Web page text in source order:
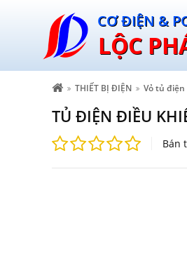
CƠ ĐIỆN &
LỘC
THIẾT BỊ ĐIỆN Vỏ tủ điện
TỦ ĐIỆN ĐIỀU
Bán